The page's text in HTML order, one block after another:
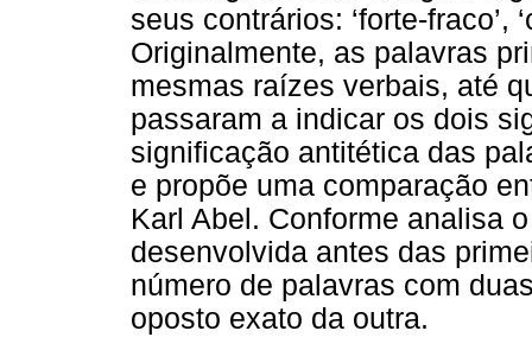
seus contrários: ‘forte-fraco’,
Originalmente, as palavras
mesmas raízes verbais, até
passaram a indicar os dois
significação antitética das
e propõe uma comparação
Karl Abel. Conforme analisa
desenvolvida antes das
número de palavras com
oposto exato da outra.